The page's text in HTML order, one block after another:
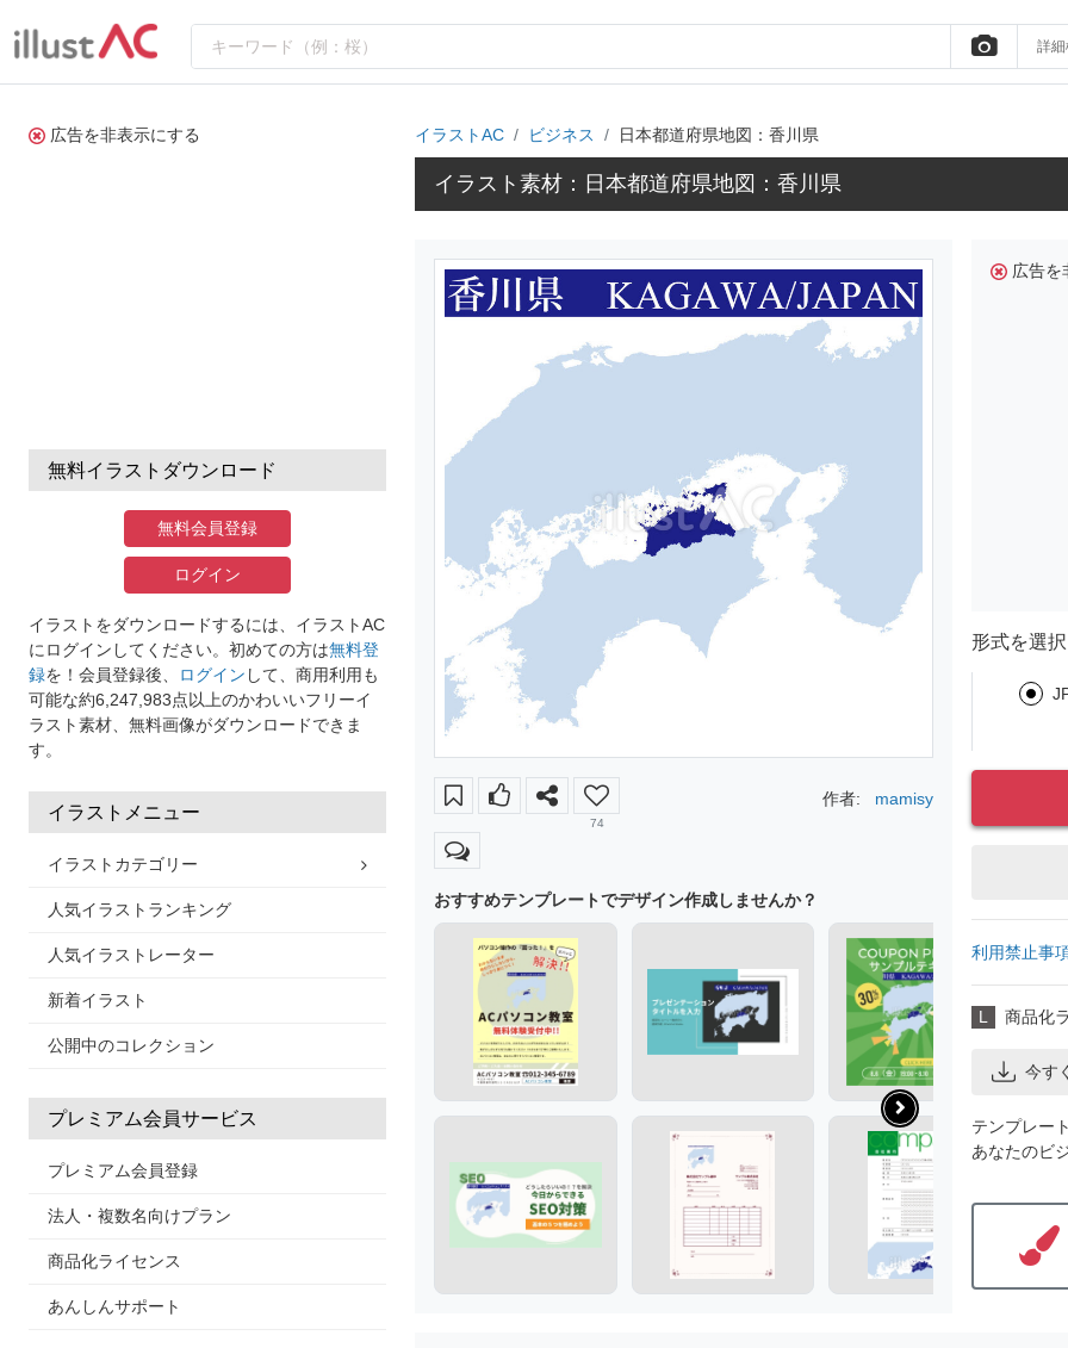
詳細
広告を非表示にする
無料イラストダウンロード
無料会員登録
ログイン
イラストをダウンロードするには、イラストAC
にログインしてください。初めての方は無料登
録を！会員登録後、 ログイン して、商用利用も
可能な約6,247,983点以上のかわいいフリーイ
ラスト素材、無料画像がダウンロードできま
す。
イラストメニュー
イラストカテゴリー
人気イラストランキング
人気イラストレーター
新着イラスト
公開中のコレクション
プレミアム会員サービス
プレミアム会員登録
法人・複数名向けプラン
商品化ライセンス
あんしんサポート
イラストAC ビジネス 日本都道府県地図：香川県
イラスト素材：日本都道府県地図：香川県
74
作者: mamisy
おすすめテンプレートでデザイン作成しませんか？
広告を
形式を選
利用禁止事
L 商品化
今す
テンプレー
あなたのビ